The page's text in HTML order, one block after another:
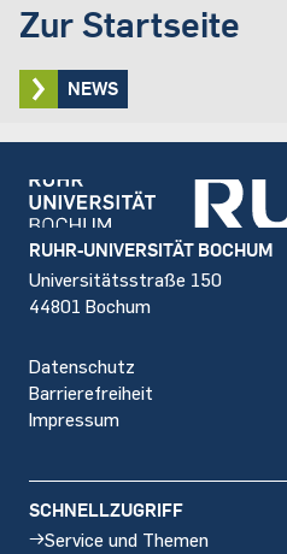
Zur Startseite
NEWS
Footer
RUHR-UNIVERSITÄT BOCHUM
Universitätsstraße 150
44801 Bochum
Datenschutz
Barrierefreiheit
Impressum
SCHNELLZUGRIFF
Service und Themen